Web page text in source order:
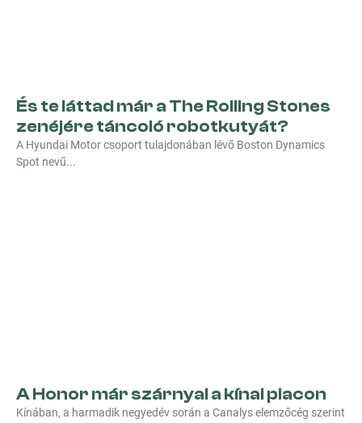
És te láttad már a The Rolling Stones
zenéjére táncoló robotkutyát?
A Hyundai Motor csoport tulajdonában lévő Boston Dynamics
Spot nevű
A Honor már szárnyal a kínai piacon
Kínában, a harmadik negyedév során a Canalys elemzőcég szerint